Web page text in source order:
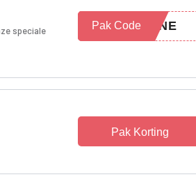
speciale
UENE
Pak Code
Pak Korting